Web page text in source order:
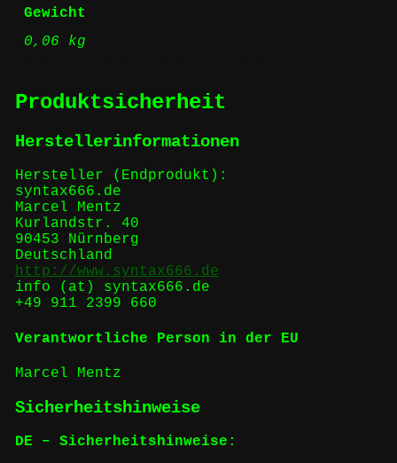
Gewicht
0,06 kg
Produktsicherheit
Herstellerinformationen
Hersteller (Endprodukt):
syntax666.de
Marcel Mentz
Kurlandstr. 40
90453 Nürnberg
Deutschland
http://www.syntax666.de
info (at) syntax666.de
+49 911 2399 660
Verantwortliche Person in der EU
Marcel Mentz
Sicherheitshinweise
DE – Sicherheitshinweise: